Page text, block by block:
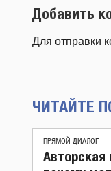
Добавить
Для отправки
ЧИТАЙТЕ
ПРЯМОЙ ДИАЛОГ
Авторская